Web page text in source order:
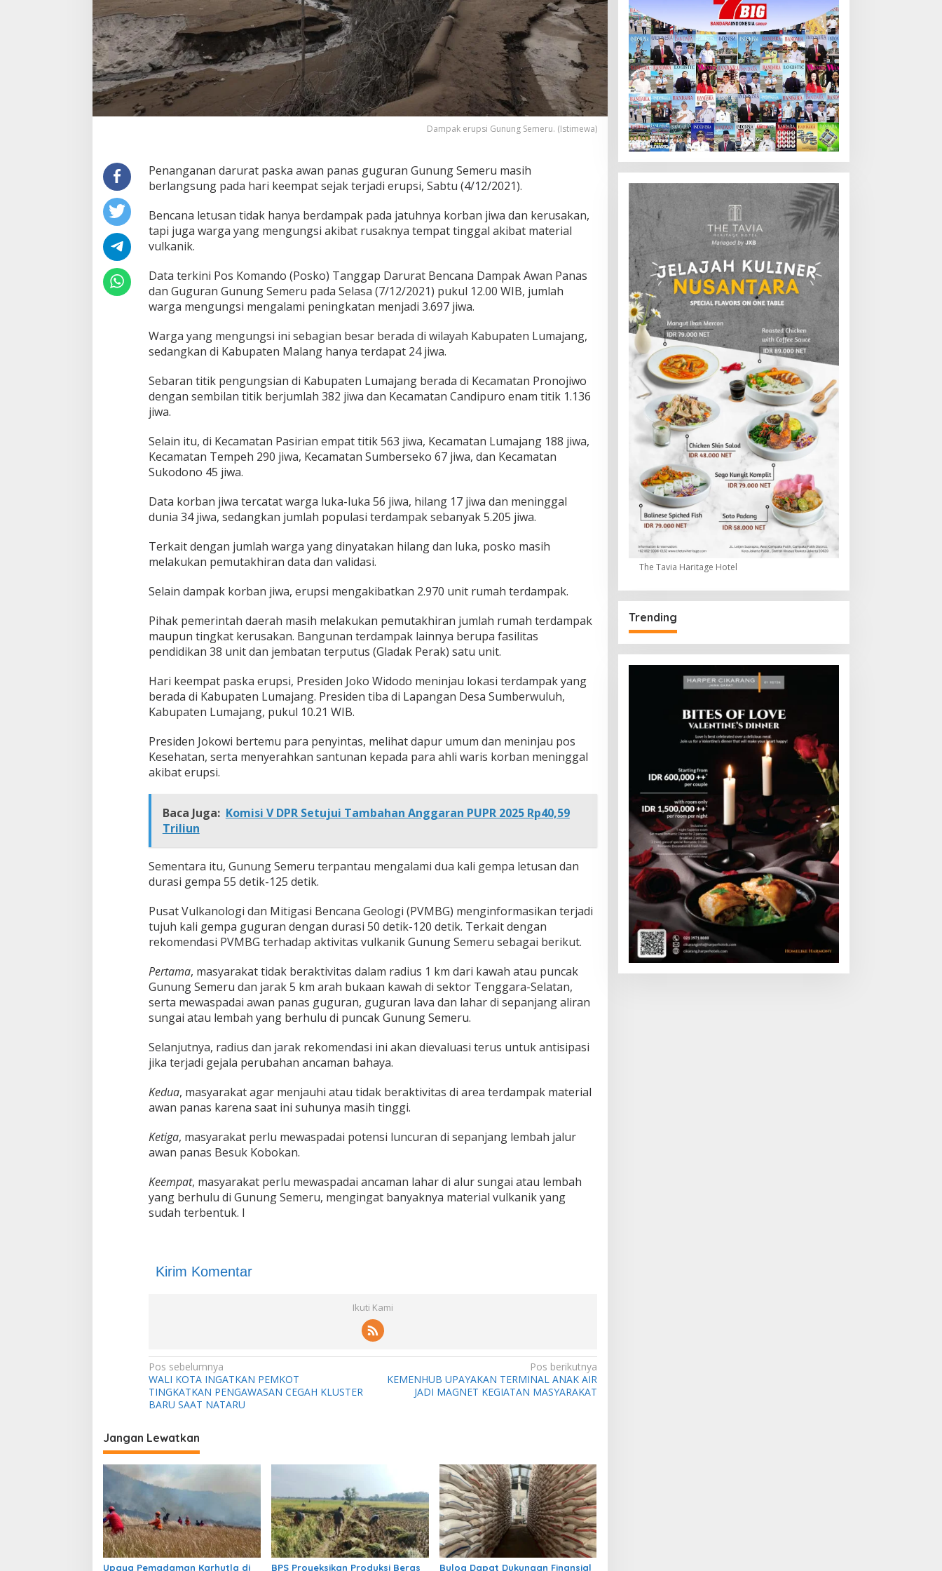
R
A
N
E
K
I
A
T
L
U
S
A
N
U
N
N
G
S
E
R
U
Dampak erupsi Gunung Semeru. (Istimewa)
Penanganan darurat paska awan panas guguran Gunung Semeru masih
berlangsung pada hari keempat sejak terjadi erupsi, Sabtu (4/12/2021).
Bencana letusan tidak hanya berdampak pada jatuhnya korban jiwa dan kerusakan,
tapi juga warga yang mengungsi akibat rusaknya tempat tinggal akibat material
vulkanik.
Data terkini Pos Komando (Posko) Tanggap Darurat Bencana Dampak Awan Panas
dan Guguran Gunung Semeru pada Selasa (7/12/2021) pukul 12.00 WIB, jumlah
warga mengungsi mengalami peningkatan menjadi 3.697 jiwa.
Warga yang mengungsi ini sebagian besar berada di wilayah Kabupaten Lumajang,
sedangkan di Kabupaten Malang hanya terdapat 24 jiwa.
Sebaran titik pengungsian di Kabupaten Lumajang berada di Kecamatan Pronojiwo
dengan sembilan titik berjumlah 382 jiwa dan Kecamatan Candipuro enam titik 1.136
jiwa.
Selain itu, di Kecamatan Pasirian empat titik 563 jiwa, Kecamatan Lumajang 188 jiwa,
Kecamatan Tempeh 290 jiwa, Kecamatan Sumberseko 67 jiwa, dan Kecamatan
Sukodono 45 jiwa.
Data korban jiwa tercatat warga luka-luka 56 jiwa, hilang 17 jiwa dan meninggal
dunia 34 jiwa, sedangkan jumlah populasi terdampak sebanyak 5.205 jiwa.
Terkait dengan jumlah warga yang dinyatakan hilang dan luka, posko masih
melakukan pemutakhiran data dan validasi.
Selain dampak korban jiwa, erupsi mengakibatkan 2.970 unit rumah terdampak.
Pihak pemerintah daerah masih melakukan pemutakhiran jumlah rumah terdampak
maupun tingkat kerusakan. Bangunan terdampak lainnya berupa fasilitas
pendidikan 38 unit dan jembatan terputus (Gladak Perak) satu unit.
Hari keempat paska erupsi, Presiden Joko Widodo meninjau lokasi terdampak yang
berada di Kabupaten Lumajang. Presiden tiba di Lapangan Desa Sumberwuluh,
Kabupaten Lumajang, pukul 10.21 WIB.
Presiden Jokowi bertemu para penyintas, melihat dapur umum dan meninjau pos
Kesehatan, serta menyerahkan santunan kepada para ahli waris korban meninggal
akibat erupsi.
Baca Juga: Komisi V DPR Setujui Tambahan Anggaran PUPR 2025 Rp40,59
Triliun
Sementara itu, Gunung Semeru terpantau mengalami dua kali gempa letusan dan
durasi gempa 55 detik-125 detik.
Pusat Vulkanologi dan Mitigasi Bencana Geologi (PVMBG) menginformasikan terjadi
tujuh kali gempa guguran dengan durasi 50 detik-120 detik. Terkait dengan
rekomendasi PVMBG terhadap aktivitas vulkanik Gunung Semeru sebagai berikut.
Pertama, masyarakat tidak beraktivitas dalam radius 1 km dari kawah atau puncak
Gunung Semeru dan jarak 5 km arah bukaan kawah di sektor Tenggara-Selatan,
serta mewaspadai awan panas guguran, guguran lava dan lahar di sepanjang aliran
sungai atau lembah yang berhulu di puncak Gunung Semeru.
Selanjutnya, radius dan jarak rekomendasi ini akan dievaluasi terus untuk antisipasi
jika terjadi gejala perubahan ancaman bahaya.
Kedua, masyarakat agar menjauhi atau tidak beraktivitas di area terdampak material
awan panas karena saat ini suhunya masih tinggi.
Ketiga, masyarakat perlu mewaspadai potensi luncuran di sepanjang lembah jalur
awan panas Besuk Kobokan.
Keempat, masyarakat perlu mewaspadai ancaman lahar di alur sungai atau lembah
yang berhulu di Gunung Semeru, mengingat banyaknya material vulkanik yang
sudah terbentuk. I
Kirim Komentar
Ikuti Kami
N
a
v
i
g
a
s
i
p
o
Pos sebelumnya
WALI KOTA INGATKAN PEMKOT
TINGKATKAN PENGAWASAN CEGAH KLUSTER
BARU SAAT NATARU
Pos berikutnya
KEMENHUB UPAYAKAN TERMINAL ANAK AIR
JADI MAGNET KEGIATAN MASYARAKAT
Jangan Lewatkan
Upaya Pemadaman Karhutla di BPS Proyeksikan Produksi Beras Bulog Dapat Dukungan Finansial
The Tavia Haritage Hotel
Trending